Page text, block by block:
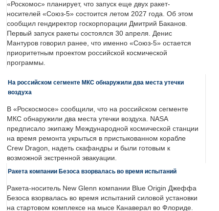
«Роскомос» планирует, что запуск еще двух ракет-
носителей «Союз-5» состоится летом 2027 года. Об этом
сообщил гендиректор госкорпорации Дмитрий Баканов.
Первый запуск ракеты состоялся 30 апреля. Денис
Мантуров говорил ранее, что именно «Союз-5» остается
приоритетным проектом российской космической
программы.
На российском сегменте МКС обнаружили два места утечки
воздуха
В «Роскосмосе» сообщили, что на российском сегменте
МКС обнаружили два места утечки воздуха. NASA
предписало экипажу Международной космической станции
на время ремонта укрыться в пристыкованном корабле
Crew Dragon, надеть скафандры и были готовым к
возможной экстренной эвакуации.
Ракета компании Безоса взорвалась во время испытаний
Ракета-носитель New Glenn компании Blue Origin Джеффа
Безоса взорвалась во время испытаний силовой установки
на стартовом комплексе на мысе Канаверал во Флориде.